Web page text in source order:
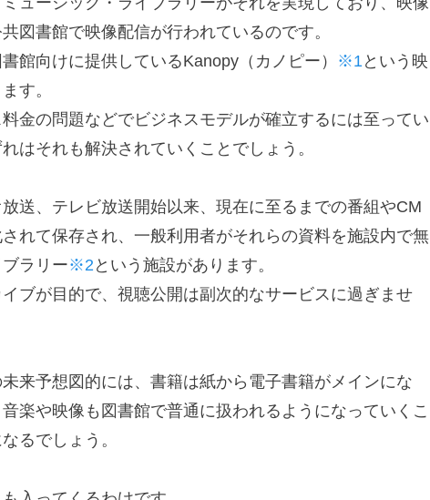
図書館で映像配信が行われているのです。
館向けに提供しているKanopy（カノピー） ※1 という映
す。
金の問題などでビジネスモデルが確立するには至ってい
はそれも解決されていくことでしょう。
送、テレビ放送開始以来、現在に至るまでの番組やCM
れて保存され、一般利用者がそれらの資料を施設内で無
ラリー※2 という施設があります。
ブが目的で、視聴公開は副次的なサービスに過ぎませ
来予想図的には、書籍は紙から電子書籍がメインにな
楽や映像も図書館で普通に扱われるようになっていくこ
るでしょう。